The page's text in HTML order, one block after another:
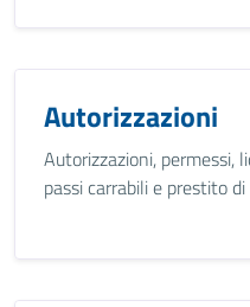
Autorizzazioni
Autorizzazioni, permessi,
passi carrabili e prestito